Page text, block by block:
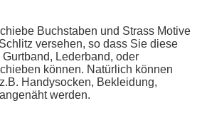
Buchstaben und Strass Motive
versehen, so dass Sie diese
Lederband, oder
können. Natürlich können
Handysocken, Bekleidung,
werden.